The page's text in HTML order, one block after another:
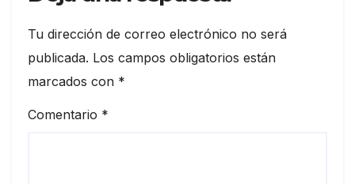
Tu dirección de correo electrónico no será
publicada. Los campos obligatorios están
marcados con *
Comentario *